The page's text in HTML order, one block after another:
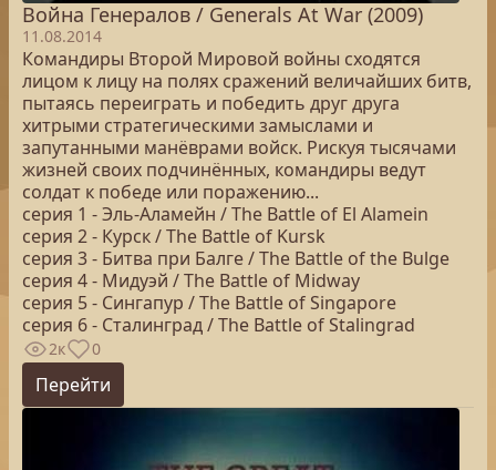
Война Генералов / Generals At War (2009)
11.08.2014
Командиры Второй Мировой войны сходятся
лицом к лицу на полях сражений величайших битв,
пытаясь переиграть и победить друг друга
хитрыми стратегическими замыслами и
запутанными манёврами войск. Рискуя тысячами
жизней своих подчинённых, командиры ведут
солдат к победе или поражению...
серия 1 - Эль-Аламейн / The Battle of El Alamein
серия 2 - Курск / The Battle of Kursk
серия 3 - Битва при Балге / The Battle of the Bulge
серия 4 - Мидуэй / The Battle of Midway
серия 5 - Сингапур / The Battle of Singapore
серия 6 - Сталинград / The Battle of Stalingrad
2к 0
Перейти